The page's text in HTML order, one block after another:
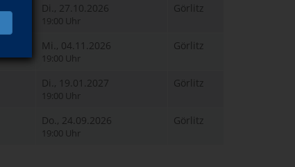
Di., 27.10.2026
19:00 Uhr
Görlitz
Mi., 04.11.2026
19:00 Uhr
Görlitz
Di., 19.01.2027
19:00 Uhr
Görlitz
Do., 24.09.2026
19:00 Uhr
Görlitz